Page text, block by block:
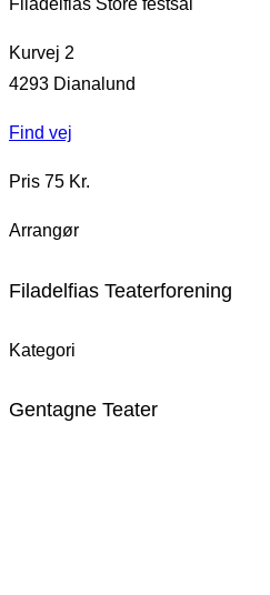
Kurvej 2
4293 Dianalund
Find vej
Pris 75 Kr.
Arrangør
Filadelfias Teaterforening
Kategori
Gentagne Teater